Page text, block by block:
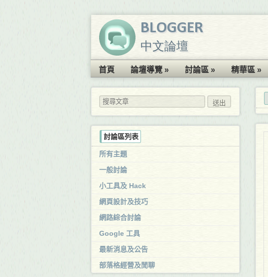
BLOGGER
中文論壇
首頁 論壇導覽 » 討論區 » 精華區 »
討論區列表
所有主題
一般討論
小工具及 Hack
網頁設計及技巧
網路綜合討論
Google 工具
最新消息及公告
部落格經營及閒聊